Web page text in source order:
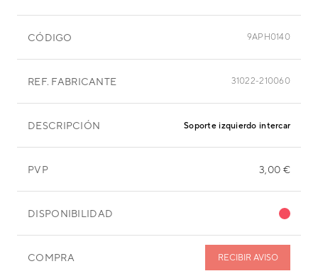
CÓDIGO 9APH0140
REF. FABRICANTE 31022-210060
DESCRIPCIÓN Soporte izquierdo
PVP 3,00 €
DISPONIBILIDAD
COMPRA RECIBIR AVISO